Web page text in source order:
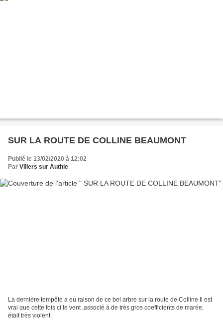
SUR LA ROUTE DE COLLINE BEAUMONT
Publié le 13/02/2020 à 12:02
Par Villers sur Authie
La dernière tempête a eu raison de ce bel arbre sur la route de Colline Il est
vrai que cette fois ci le vent ,associé à de très gros coefficients de marée,
était très violent.